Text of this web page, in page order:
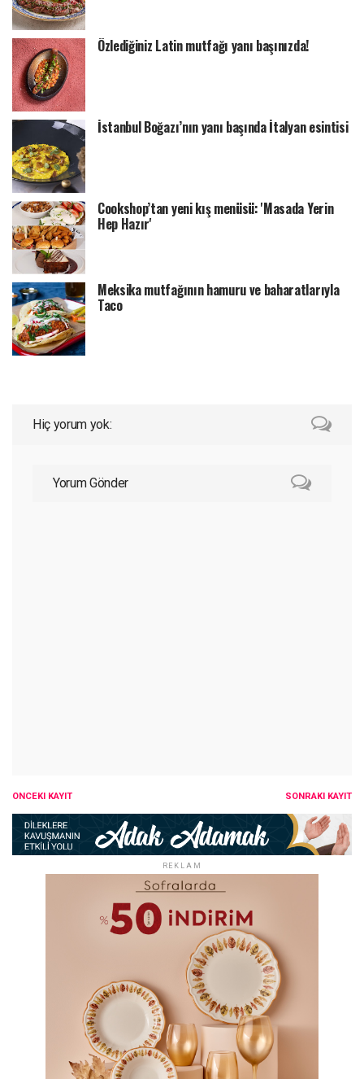
Özlediğiniz Latin mutfağı yanı başınızda!
İstanbul Boğazı’nın yanı başında İtalyan esintisi
Cookshop’tan yeni kış menüsü: 'Masada Yerin
Hep Hazır'
Meksika mutfağının hamuru ve baharatlarıyla
Taco
Hiç yorum yok:
Yorum Gönder
SONRAKI KAYIT
ÖNCEKI KAYIT
REKLAM